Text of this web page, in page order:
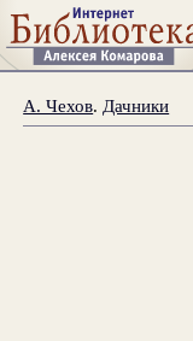
А. Чехов. Дачники